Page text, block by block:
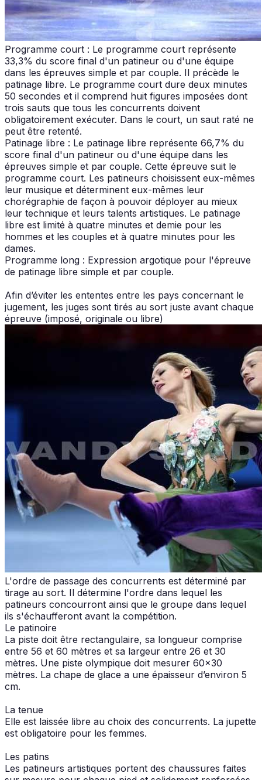
Programme court : Le programme court représente
33,3% du score final d'un patineur ou d'une équipe
dans les épreuves simple et par couple. Il précède le
patinage libre. Le programme court dure deux minutes
50 secondes et il comprend huit figures imposées dont
trois sauts que tous les concurrents doivent
obligatoirement exécuter. Dans le court, un saut raté ne
peut être retenté.
Patinage libre : Le patinage libre représente 66,7% du
score final d'un patineur ou d'une équipe dans les
épreuves simple et par couple. Cette épreuve suit le
programme court. Les patineurs choisissent eux-mêmes
leur musique et déterminent eux-mêmes leur
chorégraphie de façon à pouvoir déployer au mieux
leur technique et leurs talents artistiques. Le patinage
libre est limité à quatre minutes et demie pour les
hommes et les couples et à quatre minutes pour les
dames.
Programme long : Expression argotique pour l'épreuve
de patinage libre simple et par couple.
Afin d’éviter les ententes entre les pays concernant le
jugement, les juges sont tirés au sort juste avant chaque
épreuve (imposé, originale ou libre)
L'ordre de passage des concurrents est déterminé par
tirage au sort. Il détermine l'ordre dans lequel les
patineurs concourront ainsi que le groupe dans lequel
ils s'échaufferont avant la compétition.
Le patinoire
La piste doit être rectangulaire, sa longueur comprise
entre 56 et 60 mètres et sa largeur entre 26 et 30
mètres. Une piste olympique doit mesurer 60x30
mètres. La chape de glace a une épaisseur d’environ 5
cm.
La tenue
Elle est laissée libre au choix des concurrents. La jupette
est obligatoire pour les femmes.
Les patins
Les patineurs artistiques portent des chaussures faites